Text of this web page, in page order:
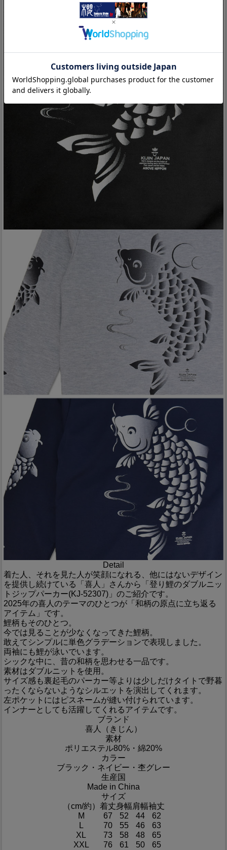
Detail
着た人、それを見た人が笑顔になれる、他にはないデザイン
を提供し続けている「喜人」さんから「登り鯉のダブルニッ
トジップパーカー(KJ-52307)」のご紹介です。
2025年の喜人のテーマのひとつが「和柄の原点に立ち返る
アイテム」です。
鯉柄もそのひとつ。
今では見ることが少なくなってきた鯉柄。
敢えてシンプルに単色グラデーションで表現しました。
両袖にも鯉が泳いでいます。
シックな中に、昔の和柄を思わせる一品です。
素材はダブルニットを使用。
サイズ感も裏起毛のパーカー等よりは少しだけタイトで野暮
ったくならないようなシルエットを演出してくれます。
左ポケットにはピスネームが縫い付けられています。
インナーとしても活躍してくれるアイテムです。
ブランド
喜人（きじん）
素材
ポリエステル80%・綿20%
カラー
ブラック・ネイビー・杢グレー
生産国
Made in China
サイズ
（cm/約） 着丈身幅肩幅袖丈
M
67 52 44
62
L
70 55 46
63
XL
73 58 48
65
XXL
76 61 50 65